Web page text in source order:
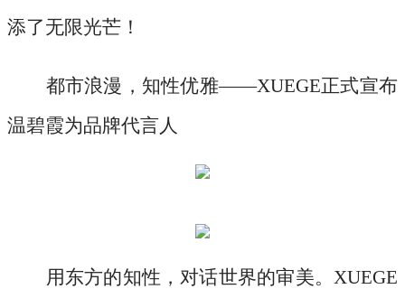
添了无限光芒！
都市浪漫，知性优雅——XUEGE正式宣布
温碧霞为品牌代言人
用东方的知性，对话世界的审美。 XUEGE